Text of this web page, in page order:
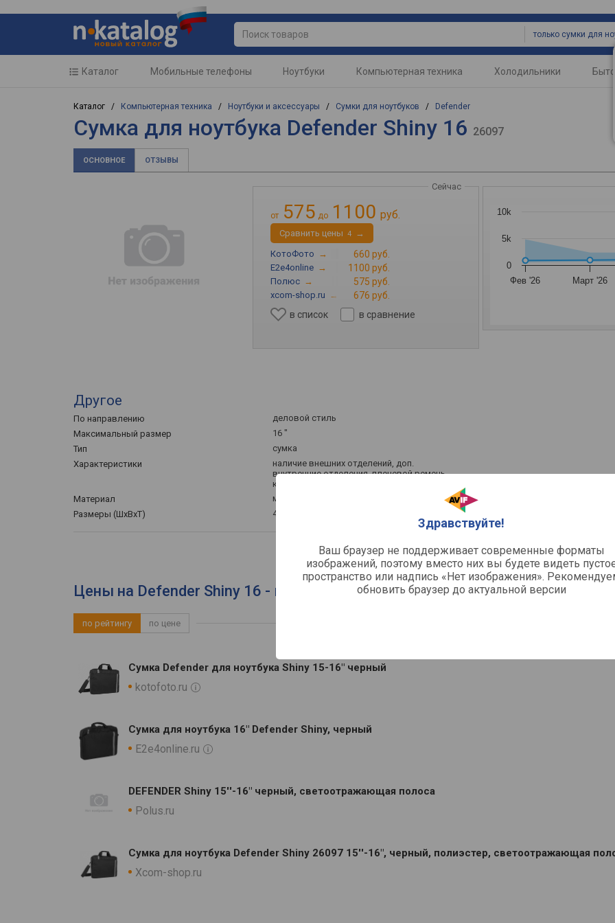
Здравствуйте!
Ваш браузер не поддерживает современные форматы
изображений, поэтому вместо них вы будете видеть
пространство или надпись «Нет изображения».
обновить браузер до актуальной версии
Каталог Мобильные телефоны Ноутбуки Компьютерная техника Холодильники
Каталог / Компьютерная техника / Ноутбуки и аксессуары / Сумки для ноутбуков / Defender
Сумка для ноутбука Defender Shiny 16 26097
ОСНОВНОЕ ОТЗЫВЫ
от 575 до 1100 руб.
Сейчас
Cравнить цены 4 →
КотоФото → 660 руб.
E2e4online → 1100 руб.
Полюс → 575 руб.
xcom-shop.ru →
676 руб.
в список
в сравнение
Фев '26 Март '26
0
5k
10k
Другое
По направлению
деловой стиль
Максимальный размер
16 "
Тип
сумка
Характеристики
наличие внешних отделений, доп.
внутренние отделения, плечевой ремень,
карман для телефона
Материал
матерчатый
Размеры (ШхВхТ)
41.5х32х5 см
Цены на Defender Shiny 16 - выбрать интернет-магазин
по рейтингу по цене
Сумка Defender для ноутбука Shiny 15-16" черный
kotofoto.ru
Сумка для ноутбука 16" Defender Shiny, черный
E2e4online.ru
DEFENDER Shiny 15''-16" черный, светоотражающая полоса
Polus.ru
Сумка для ноутбука Defender Shiny 26097 15''-16", черный, полиэстер, светоотражающая
Xcom-shop.ru